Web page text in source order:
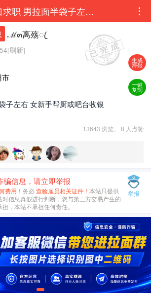
生成
海报
一键
复制
俩口求职 男拉面半袋子左右 女新手帮厨或吧台收银
ℳ๓离殇ꦿ
刷新]
市
子左右 女新手帮厨或吧台收银
13643 浏览、 8 人点赞
骗信息，请立即举报
费用！ 务必查验雇员相关证件！ 本站只提供
信息真假进行判断，您与第三方交易产生的
，本站不承担任何责任。
举报